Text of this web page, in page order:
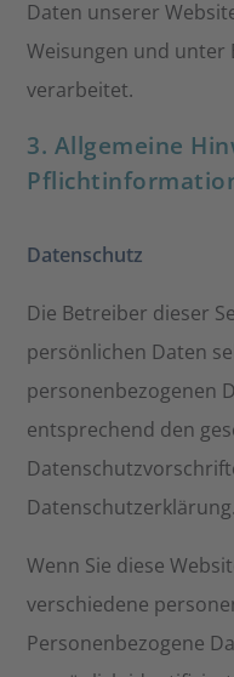
Daten unserer
Weisungen und unter
verarbeitet.
3. Allgemeine
Datenschutz
Die Betreiber dieser
persönlichen Daten
personenbezogenen
entsprechend den
Datenschutzerklärung.
Wenn Sie diese
verschiedene
Personenbezogene